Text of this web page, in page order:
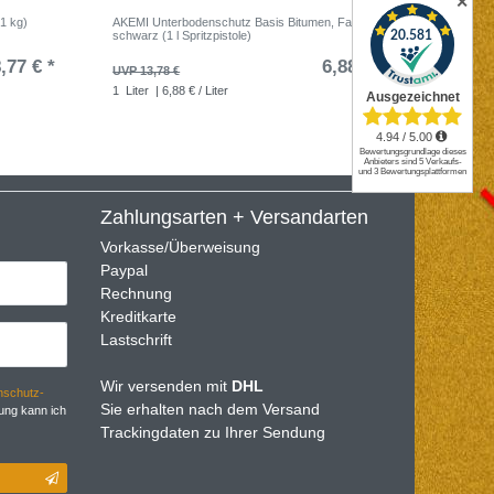
kg)
€ *
AKEMI Unterbodenschutz Basis Bitumen, Farbe:
schwarz (1 l Spritzpistole)
UVP 13,78 € 6,88 € *
1 Liter | 6,88 € / Liter
MIRKA
Loch
UVP
25
Stück
kann ich
Zahlungsarten + Versandarten
Vorkasse/Überweisung
Paypal
Rechnung
Kreditkarte
Lastschrift
Wir versenden mit DHL
Sie erhalten nach dem Versand
Trackingdaten zu Ihrer Sendung